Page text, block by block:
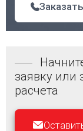
заявку или
расчета